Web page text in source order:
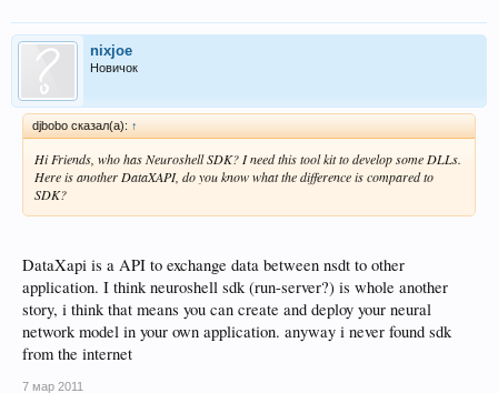
nixjoe
Новичок
djbobo сказал(а): ↑
Hi Friends, who has Neuroshell SDK? I need this tool kit to develop some DLLs.
Here is another DataXAPI, do you know what the difference is compared to
SDK?
DataXapi is a API to exchange data between nsdt to other
application. I think neuroshell sdk (run-server?) is whole another
story, i think that means you can create and deploy your neural
network model in your own application. anyway i never found sdk
from the internet
7 мар 2011